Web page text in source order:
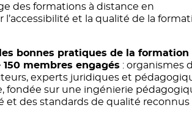
des formations à distance en
et la qualité de la
bonnes pratiques de la formation
membres engagés : organismes
experts juridiques et
fondée sur une ingénierie
des standards de qualité reconnus